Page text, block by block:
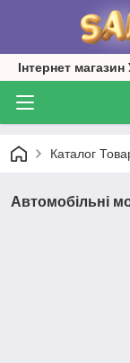
Інтернет
Каталог
Автомобільні